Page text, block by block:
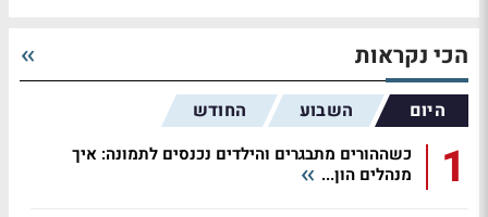
הכי נקראות
היום השבוע החודש
1
כשההורים מתבגרים והילדים נכנסים לתמונה: איך
מנהלים הון...